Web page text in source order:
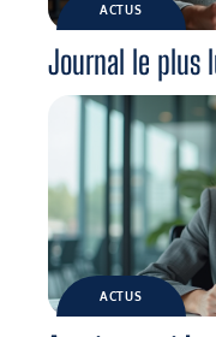
ACTUS
Journal le plus
ACTUS